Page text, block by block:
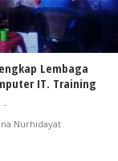
Lembaga
IT. Training
-
Nurhidayat